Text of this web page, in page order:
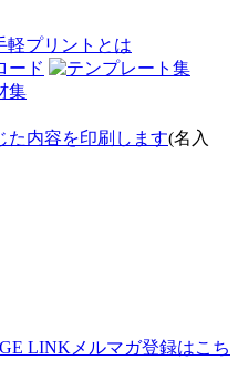
(名入